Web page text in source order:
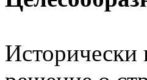
Исторически